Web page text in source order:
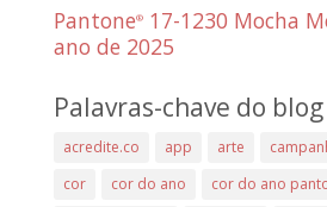
Pantone®17-1230 Mocha
ano de 2025
Palavras-chave do blog
acredite.co app arte
cor
cor do ano cor do ano